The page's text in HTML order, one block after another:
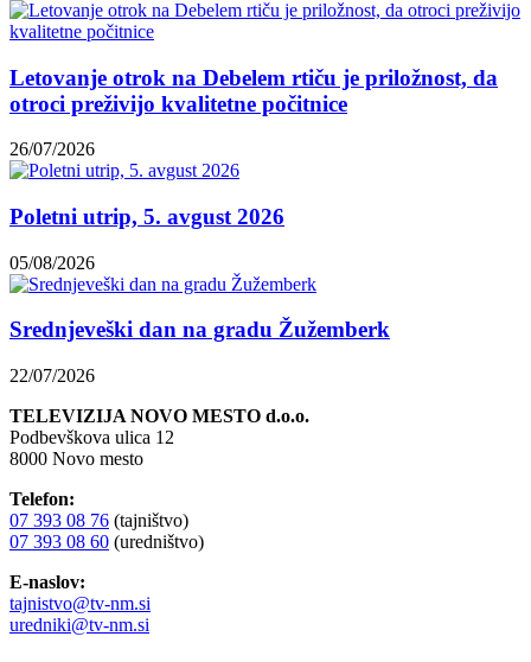
Letovanje otrok na Debelem rtiču je priložnost, da
otroci preživijo kvalitetne počitnice
26/07/2026
Poletni utrip, 5. avgust 2026
05/08/2026
Srednjeveški dan na gradu Žužemberk
22/07/2026
TELEVIZIJA NOVO MESTO d.o.o.
Podbevškova ulica 12
8000 Novo mesto
Telefon:
07 393 08 76 (tajništvo)
07 393 08 60 (uredništvo)
E-naslov:
tajnistvo@tv-nm.si
uredniki@tv-nm.si